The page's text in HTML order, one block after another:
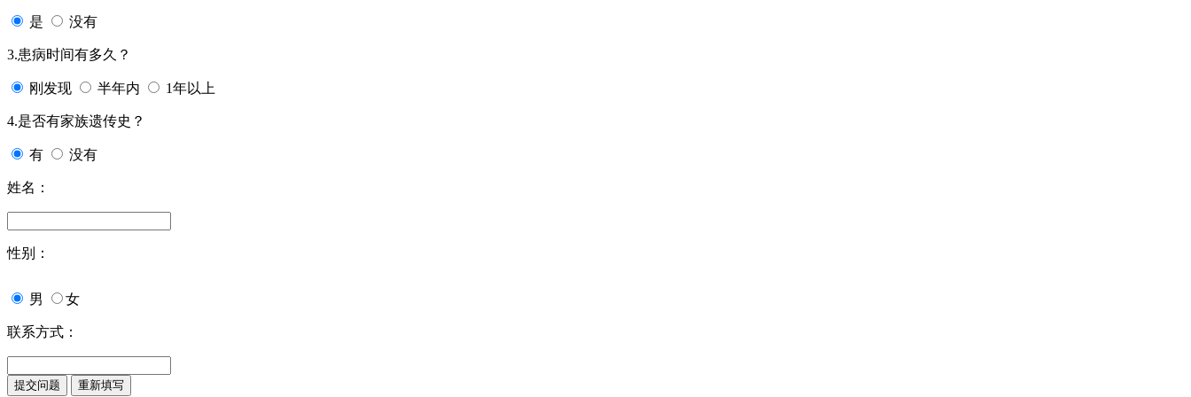
是 没有
3.患病时间有多久？
刚发现 半年内 1年以上
4.是否有家族遗传史？
有 没有
姓名：
性别：
男 女
联系方式：